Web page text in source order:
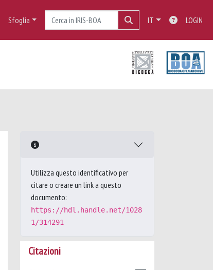
Sfoglia IT LOGIN
Utilizza questo identificativo per
citare o creare un link a questo
documento:
https://hdl.handle.net/1028
1/314291
Citazioni